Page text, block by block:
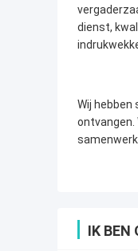
dienst,
Wij hebben
ontvangen.
IK BEN